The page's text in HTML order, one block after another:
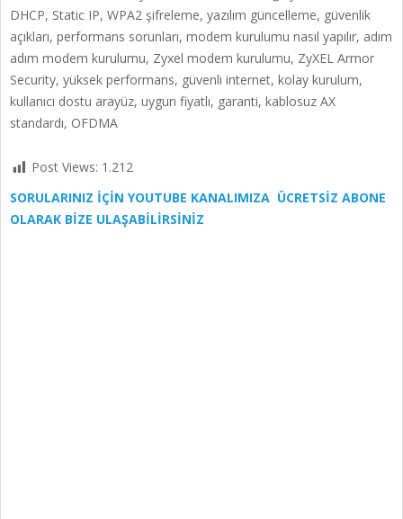
DHCP, Static IP, WPA2 şifreleme, yazılım güncelleme, güvenlik
açıkları, performans sorunları, modem kurulumu nasıl yapılır, adım
adım modem kurulumu, Zyxel modem kurulumu, ZyXEL Armor
Security, yüksek performans, güvenli internet, kolay kurulum,
kullanıcı dostu arayüz, uygun fiyatlı, garanti, kablosuz AX
standardı, OFDMA
Post Views: 1.212
SORULARINIZ İÇİN YOUTUBE KANALIMIZA ÜCRETSİZ ABONE
OLARAK BİZE ULAŞABİLİRSİNİZ